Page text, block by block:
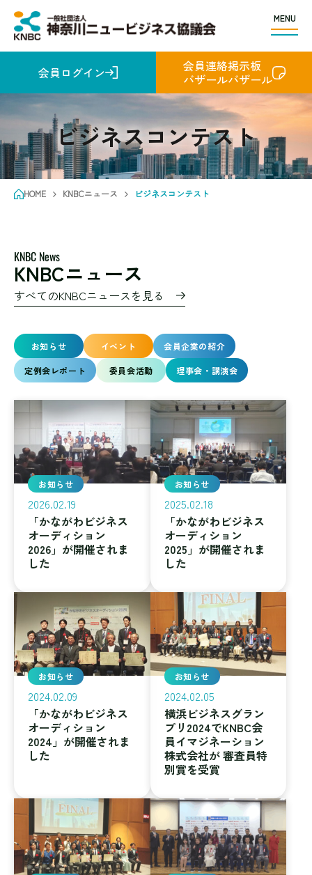
MENU
会員ログイン
会員連絡掲示板
バザールバザール
ビジネスコンテスト
HOME KNBCニュース ビジネスコンテスト
KNBC News
KNBCニュース
すべてのKNBCニュースを見る
お知らせ イベント 会員企業の紹介
定例会レポート 委員会活動 理事会・講演会
お知らせ
2026.02.19
「かながわビジネス
オーディション
2026」が開催されま
した
お知らせ
2025.02.18
「かながわビジネス
オーディション
2025」が開催されま
した
お知らせ
2024.02.09
「かながわビジネス
オーディション
2024」が開催されま
した
お知らせ
2024.02.05
横浜ビジネスグラン
プリ2024でKNBC会
員イマジネーション
株式会社が 審査員特
別賞を受賞